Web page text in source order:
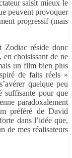
saisit mieux le
peuvent provoquer
progressif (mais
Zodiac réside donc
en choisissant de ne
un film bien plus
de faits réels »
quelque peu
suffisante pour que
paradoxalement
préféré de David
dans l’idée que,
de mes réalisateurs